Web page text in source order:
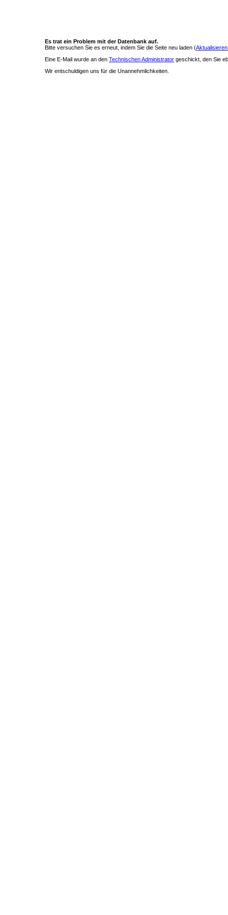
Es trat ein Problem mit der Datenbank auf.
Bitte versuchen Sie es erneut, indem Sie die Seite neu laden (
Eine E-Mail wurde an den Technischen Administrator geschickt, den Sie
Wir entschuldigen uns für die Unannehmlichkeiten.